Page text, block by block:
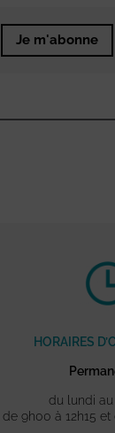
Je m'abonne
HORAIRES
du lundi
de 9h00 à 12h15 et